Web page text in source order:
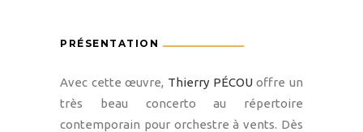
PRÉSENTATION
Avec cette œuvre, Thierry PÉCOUoffre un
très beau concerto au répertoire
contemporain pour orchestre à vents. Dès